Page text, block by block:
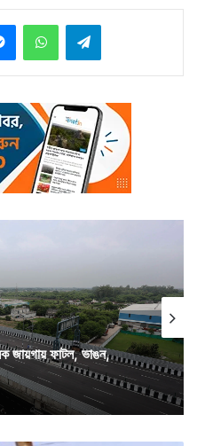
পুলিশ মোতায়েন করা হয়
হাতাহাতির ঘটনাও
করতে হয়। লাঠির আঘাতে দুই
উত্তেজিত জনতাকে
তারা পুলিশের একটি গাড়িতে
আছড়ে পড়েছে তামিলনাড়ুর
সহ তামিলনাড়ুর
উঠেছে। অবস্থার কথা মাথায়
জায়গায় ফাটল, ভাঙন,